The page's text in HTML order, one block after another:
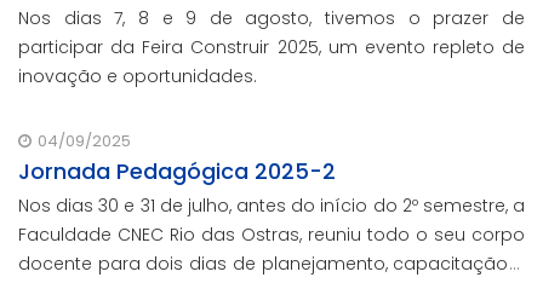
Nos dias 7, 8 e 9 de agosto, tivemos o prazer de
participar da Feira Construir 2025, um evento repleto de
inovação e oportunidades.
04/09/2025
Jornada Pedagógica 2025-2
Nos dias 30 e 31 de julho, antes do início do 2º semestre, a
Faculdade CNEC Rio das Ostras, reuniu todo o seu corpo
docente para dois dias de planejamento, capacitação e